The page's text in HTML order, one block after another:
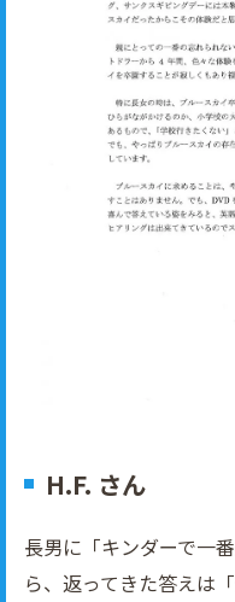
H.F. さん
長男に「キンダーで一
ら、返ってきた答えは